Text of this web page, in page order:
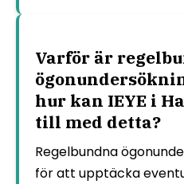
Varför är
hur kan IEYE i
till med detta?
Regelbundna
för att upptäcka